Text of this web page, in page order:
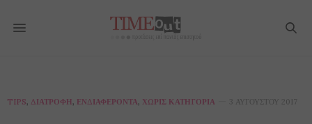
TIPS, ΔΙΑΤΡΟΦΉ, ΕΝΔΙΑΦΈΡΟΝΤΑ, ΧΩΡΊΣ ΚΑΤΗΓΟΡΊΑ 3 ΑΥΓΟΎΣΤΟΥ 2017